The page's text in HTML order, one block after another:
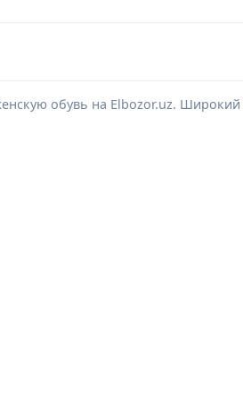
обувь на Elbozor.uz.